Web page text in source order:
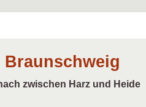
zwischen Harz und Heide